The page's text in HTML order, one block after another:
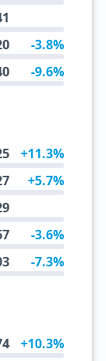
-3.8%
-9.6%
+11.3%
+5.7%
-3.6%
-7.3%
+10.3%